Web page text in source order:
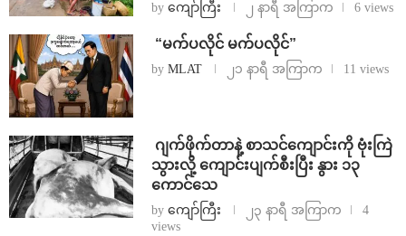
by ကျော်ကြီး ၂ နာရီ အကြာက 6 views
⁨ ⁨“မက်ပလိုင် မက်ပလိုင်”
by MLAT ၂၁ နာရီ အကြာက 11 views
⁨⁩ ⁨ဂျက်ဖိုက်တာနဲ့ စာသင်ကျောင်းကို ဗုံးကြဲ
သွားလို့ ကျောင်းပျက်စီးပြီး နွား ၁၃
ကောင်သေ
by ကျော်ကြီး ၂၃ နာရီ အကြာက
4
views